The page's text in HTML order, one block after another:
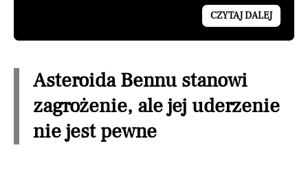
CZYTAJ DALEJ
Asteroida Bennu stanowi
zagrożenie, ale jej uderzenie
nie jest pewne